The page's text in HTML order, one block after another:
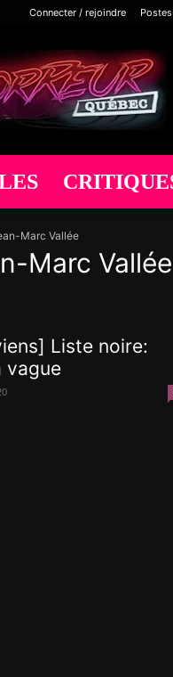
Connecter / rejoindre
Horreur
Québec
Marc Vallée
Marc Vallée
Liste noire:
vague